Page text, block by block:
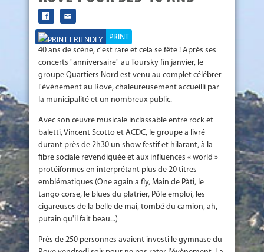
PRINT
40 ans de scène, c'est rare et cela se fête ! Après ses
concerts "anniversaire" au Toursky fin janvier, le
groupe Quartiers Nord est venu au complet célébrer
l'évènement au Rove, chaleureusement accueilli par
la municipalité et un nombreux public.
Avec son œuvre musicale inclassable entre rock et
baletti, Vincent Scotto et ACDC, le groupe a livré
durant près de 2h30 un show festif et hilarant, à la
fibre sociale revendiquée et aux influences « world »
protéiformes en interprétant plus de 20 titres
emblématiques (One again a fly, Main de Pàti, le
tango corse, le blues du platrier, Pôle emploi, les
cigareuses de la belle de mai, tombé du camion, ah,
putain qu'il fait beau...)
Près de 250 personnes avaient investi le gymnase du